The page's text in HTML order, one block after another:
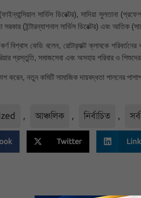
সার্ভিস ডিরেক্টর), সাদিয়া সুলতানা
সরকার (ইন্টারন্যাশনাল সার্ভিস ডিরেক্টর) এবং আতিক
কর্ণ বিশ্বাস কেডি বলেন, রোটার‌্যাক্ট ক্লাবকে
প্রস্তুতি, সমাজসেবা এবং অসহায় পরিবার ও শিশুদের
করেন, নতুন কমিটি সামাজিক দায়বদ্ধতা পালনের
, আঞ্চলিক , নির্বাচিত ,
Twitter